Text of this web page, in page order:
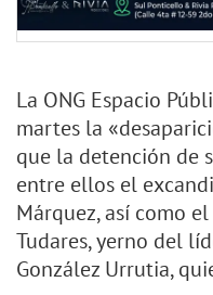
La ONG Espacio
martes la
que la detención de
entre ellos el
Márquez, así como
Tudares, yerno del
González Urrutia,